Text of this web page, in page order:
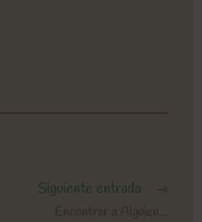
Siguiente entrada
Encontrar a Alguien…